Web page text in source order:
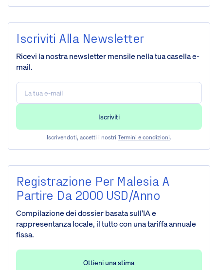
Iscriviti Alla Newsletter
Ricevi la nostra newsletter mensile nella tua casella e-
mail.
Iscrivendoti, accetti i nostri Termini e condizioni.
Registrazione Per Malesia A
Partire Da 2000 USD/anno
Compilazione dei dossier basata sull'IA e
rappresentanza locale, il tutto con una tariffa annuale
fissa.
Ottieni una stima